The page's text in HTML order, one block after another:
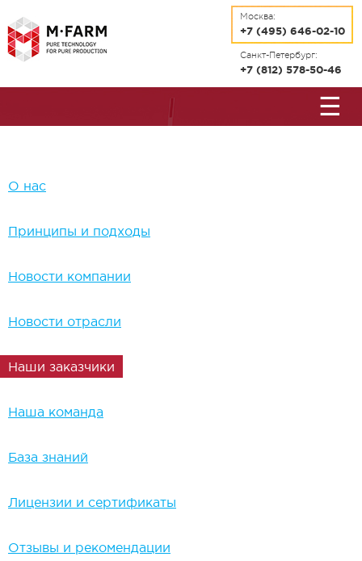
Москва:
+7 (495) 646-02-10
Санкт-Петербург:
+7 (812) 578-50-46
☰
О нас
Принципы и подходы
Новости компании
Новости отрасли
Наши заказчики
Наша команда
База знаний
Лицензии и сертификаты
Отзывы и рекомендации